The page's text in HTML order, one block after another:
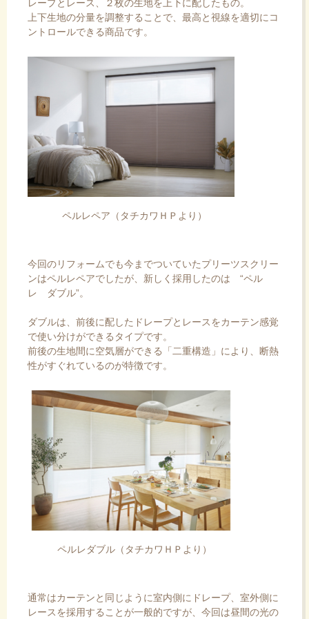
レープとレース、２枚の生地を上下に配したもの。
上下生地の分量を調整することで、最高と視線を適切にコ
ントロールできる商品です。
ペルレペア（タチカワＨＰより）
今回のリフォームでも今までついていたプリーツスクリー
ンはペルレペアでしたが、新しく採用したのは “ペル
レ ダブル”。
ダブルは、前後に配したドレープとレースをカーテン感覚
で使い分けができるタイプです。
前後の生地間に空気層ができる「二重構造」により、断熱
性がすぐれているのが特徴です。
ペルレダブル（タチカワＨＰより）
通常はカーテンと同じように室内側にドレープ、室外側に
レースを採用することが一般的ですが、今回は昼間の光の